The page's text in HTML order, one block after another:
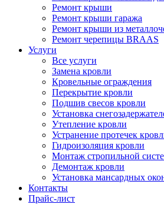
Ремонт крыши
Ремонт крыши гаража
Ремонт крыши из
Ремонт черепицы BRAAS
Услуги
Все услуги
Замена кровли
Кровельные ограждения
Перекрытие кровли
Подшив свесов кровли
Установка
Утепление кровли
Устранение протечек
Гидроизоляция кровли
Монтаж стропильной
Демонтаж кровли
Установка мансардных
Контакты
Прайс-лист